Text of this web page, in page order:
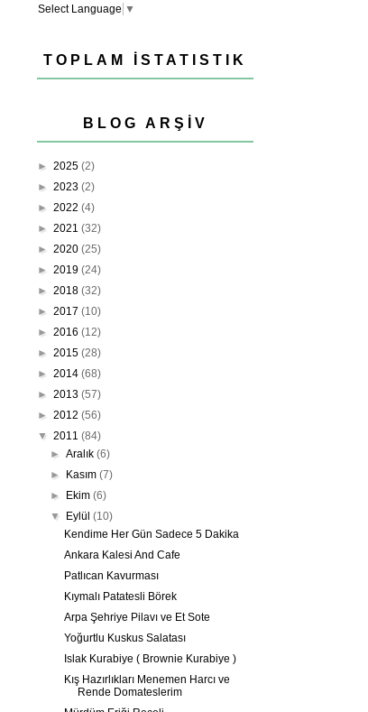
Select Language ▼
TOPLAM İSTATISTIK
BLOG ARŞIV
► 2025 (2)
► 2023 (2)
► 2022 (4)
► 2021 (32)
► 2020 (25)
► 2019 (24)
► 2018 (32)
► 2017 (10)
► 2016 (12)
► 2015 (28)
► 2014 (68)
► 2013 (57)
► 2012 (56)
▼ 2011 (84)
►Aralık(6)
► Kasım(7)
► Ekim(6)
▼ Eylül(10)
Kendime Her Gün Sadece 5 Dakika
Ankara Kalesi And Cafe
Patlıcan Kavurması
Kıymalı Patatesli Börek
Arpa Şehriye Pilavı ve Et Sote
Yoğurtlu Kuskus Salatası
Islak Kurabiye ( Brownie Kurabiye )
Kış Hazırlıkları Menemen Harcı ve
Rende Domateslerim